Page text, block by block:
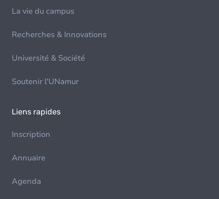
La vie du campus
Recherches & Innovations
Université & Société
Soutenir l'UNamur
Liens rapides
Inscription
Annuaire
Agenda